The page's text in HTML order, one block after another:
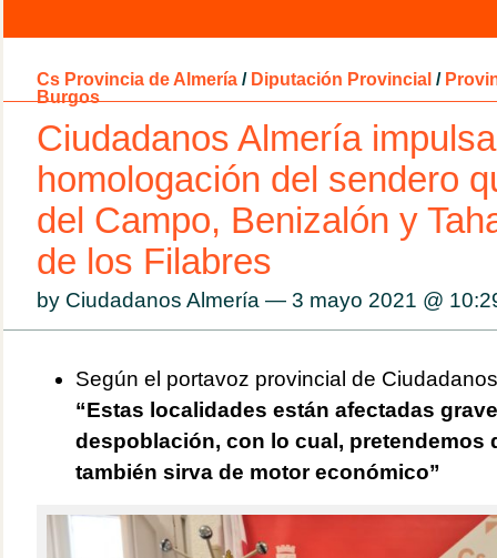
Cs Provincia de Almería / Diputación Provincial /
Burgos
Ciudadanos Almería
homologación del sendero
del Campo, Benizalón y
de los Filabres
by Ciudadanos Almería — 3 mayo 2021 @
Según el portavoz provincial de
“Estas localidades están afectadas
despoblación, con lo cual, pretendemos
también sirva de motor económico”